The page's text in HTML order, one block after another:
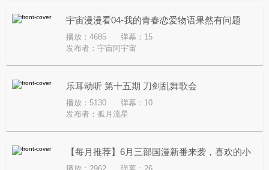
宇宙漫漫看04-我的青春恋爱物语果然有问题
（一色篇）
播放：4685
弹幕：15
发布者： 宇宙阿宇宙
乐耳动听 第十五期 刀剑乱舞歌会
播放：5130
弹幕：10
发布者： 孤月流星
【每月推荐】6月三部国漫新番来袭，喜欢的小